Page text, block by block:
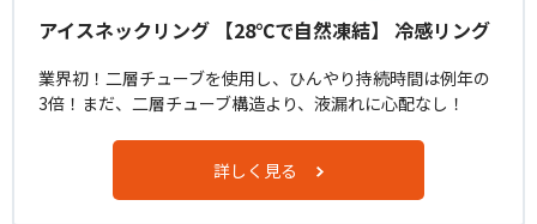
アイスネックリング 【28℃で自然凍結】 冷感リング
業界初！二層チューブを使用し、ひんやり持続時間は例年の
3倍！まだ、二層チューブ構造より、液漏れに心配なし！
詳しく見る